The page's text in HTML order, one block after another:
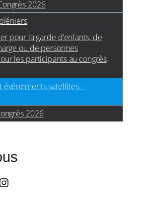
2026
pour la garde d’enfants, de
ou de personnes
les participants au congrès
événements satellites –
2026
Instagram